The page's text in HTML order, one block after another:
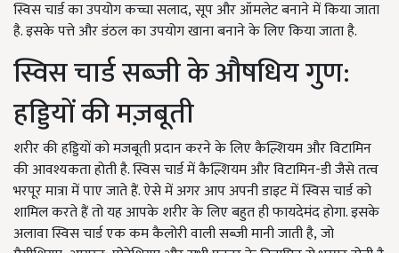
स्विस चार्ड का उपयोग कच्चा सलाद,सूप और ऑमलेट बनाने में किया जाता
है. इसके पत्ते और डंठल का उपयोग खाना बनाने के लिए किया जाता है.
स्विस चार्ड सब्जी के औषधिय गुण:
हड्डियों की मज़बूती
शरीर की हड्डियों को मजबूती प्रदान करने के लिए कैल्शियम और विटामिन
की आवश्यकता होती है. स्विस चार्ड में कैल्शियम और विटामिन-डी जैसे तत्व
भरपूर मात्रा में पाए जाते हैं. ऐसे में अगर आप अपनी डाइट में स्विस चार्ड को
शामिल करते हैं तो यह आपके शरीर के लिए बहुत ही फायदेमंद होगा. इसके
अलावा स्विस चार्ड एक कम कैलोरी वाली सब्जी मानी जाती है,जो